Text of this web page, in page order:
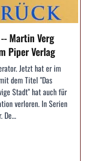
-- Martin Verg
Piper Verlag
Jetzt hat er im
dem Titel "Das
Stadt" hat auch für
verloren. In Serien
De...